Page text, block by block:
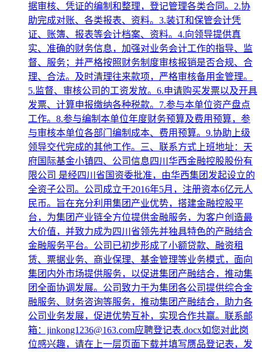
据审核、凭证的编制和整理，登记管理各类合同。2.协
助完成对账、各类报表、资料。3.装订和保管会计凭
证、账簿、报表等会计档案、资料。4.向领导提供真
实、准确的财务信息，加强对业务会计工作的指导、监
督、服务；并严格按照财务制度审核报销是否合规、合
理、合法。及时清理往来款项，严格审核备用金管理。
5.监督、审核公司的工资发放。6.申请购买发票以及开具
发票、计算申报缴纳各种税款。7.参与本单位资产盘点
工作。8.参与编制本单位年度财务预算及费用预算，参
与审核本单位各部门编制成本、费用预算。9.协助上级
领导交代完成的其他工作。三、联系方式上班地址：天
府国际基金小镇四、公司信息四川华西金融控股股份有
限公司 是经四川省国资委批准，由华西集团发起设立的
全资子公司。公司成立于2016年5月，注册资本6亿元人
民币。旨在充分利用集团产业优势，搭建金融控股平
台，为集团产业链全方位提供金融服务，为客户创造最
大价值，并致力成为四川省领先并独具特色的产融结合
金融服务平台。公司已初步形成了小额贷款、融资租
赁、票据业务、商业保理、基金管理等业务模式，面向
集团内外市场提供服务，以促进集团产融结合，推动集
团全面协调发展。公司致力于为集团各公司提供综合金
融服务、财务咨询等服务，推动集团产融结合，助力各
公司业务发展，促进优势互补，实现合作共赢。联系邮
箱：jinkong1236@163.com应聘登记表.docx如您对此岗
位感兴趣，请在上一层页面下载并填写赝品登记表，发